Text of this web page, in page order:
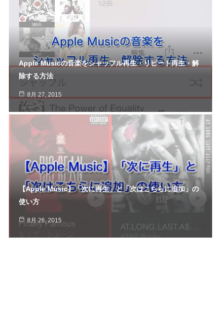
Apple Musicの音楽をシャッフル再生・リピート再生・解
除する方法
8月 27, 2015
【Apple Music】「次に再生」と「次はこちらに追加」の
使い方
8月 26, 2015